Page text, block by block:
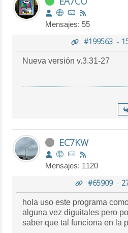
Mensajes: 55
#199563-
Nueva versión v.3.31-27
EC7KW
Mensajes: 1120
#65909-
hola uso este programa
alguna vez diguitales pero
saber que tal funciona en la